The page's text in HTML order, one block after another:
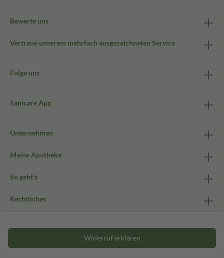
Bewerte uns
Vertraue unserem mehrfach ausgezeichneten Service
Folge uns
Sanicare App
Unternehmen
Meine Apotheke
So geht's
Rechtliches
Widerruf erklären